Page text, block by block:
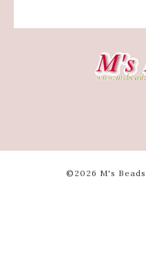
©2026 M's Beads